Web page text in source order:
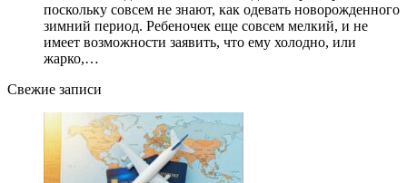
поскольку совсем не знают, как одевать новорожденного
зимний период. Ребеночек еще совсем мелкий, и не
имеет возможности заявить, что ему холодно, или
жарко,…
Свежие записи